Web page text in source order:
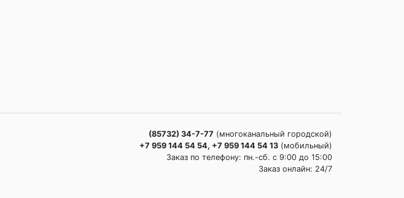
(85732) 34-7-77 (многоканальный городской)
+7 959 144 54 54, +7 959 144 54 13 (мобильный)
Заказ по телефону: пн.-сб. c 9:00 до 15:00
Заказ онлайн: 24/7